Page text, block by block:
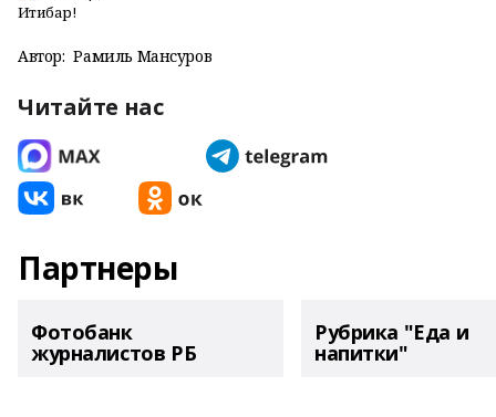
Иғтибар!
Автор: Рамиль Мансуров
Читайте нас
Партнеры
Фотобанк
журналистов РБ
Рубрика "Еда и
напитки"